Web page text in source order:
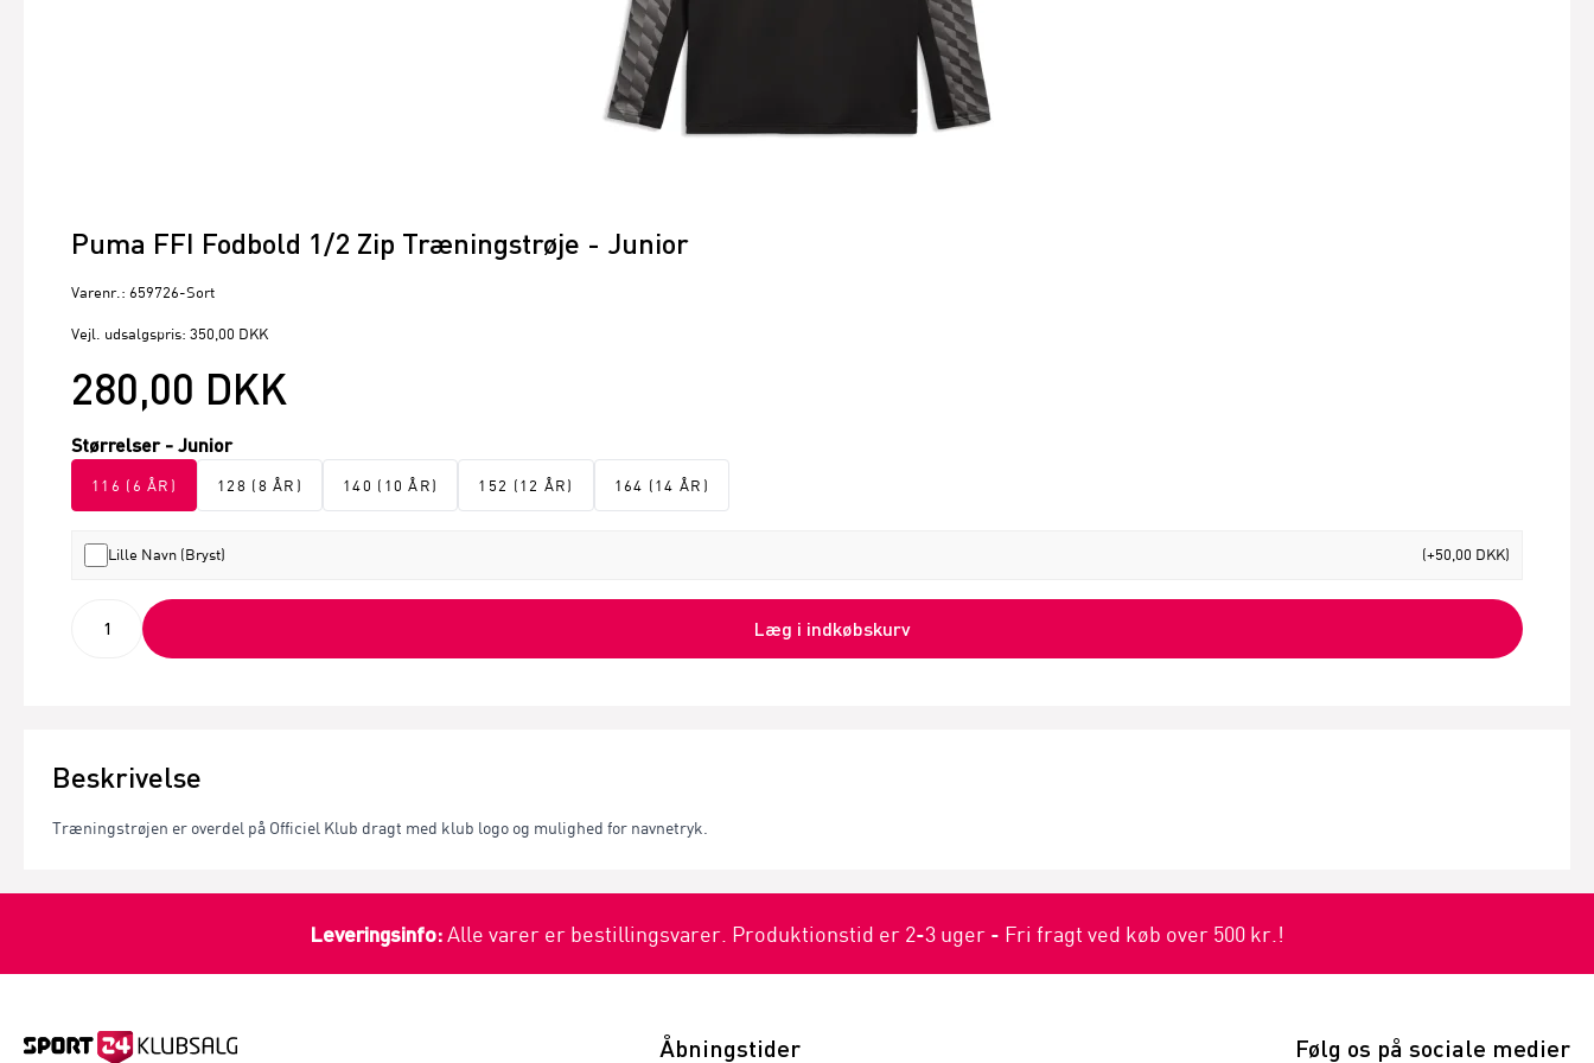
Puma FFI Fodbold 1/2 Zip Træningstrøje - Junior
Varenr.: 659726-Sort
Vejl. udsalgspris: 350,00 DKK
280,00 DKK
Størrelser - Junior
116 (6 ÅR) 128 (8 ÅR) 140 (10 ÅR) 152 (12 ÅR) 164 (14 ÅR)
Lille Navn (Bryst) (+50,00 DKK)
Læg i indkøbskurv
Beskrivelse
Træningstrøjen er overdel på Officiel Klub dragt med klub logo og mulighed for navnetryk.
Leveringsinfo:Alle varer er bestillingsvarer. Produktionstid er 2-3 uger - Fri fragt ved køb over 500 kr.!
Åbningstider Følg os på sociale medier